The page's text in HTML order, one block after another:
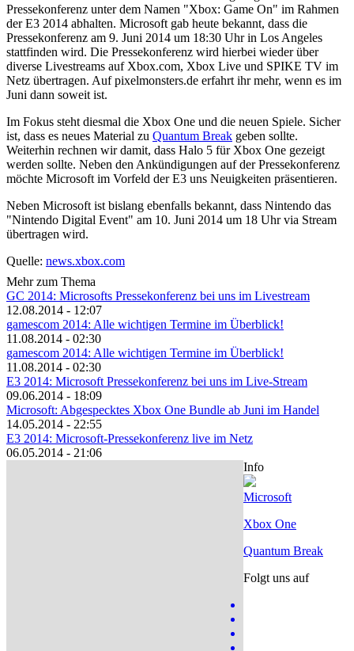
Pressekonferenz unter dem Namen "Xbox: Game On" im Rahmen
der E3 2014 abhalten. Microsoft gab heute bekannt, dass die
Pressekonferenz am 9. Juni 2014 um 18:30 Uhr in Los Angeles
stattfinden wird. Die Pressekonferenz wird hierbei wieder über
diverse Livestreams auf Xbox.com, Xbox Live und SPIKE TV im
Netz übertragen. Auf pixelmonsters.de erfahrt ihr mehr, wenn es im
Juni dann soweit ist.
Im Fokus steht diesmal die Xbox One und die neuen Spiele. Sicher
ist, dass es neues Material zu Quantum Break geben sollte.
Weiterhin rechnen wir damit, dass Halo 5 für Xbox One gezeigt
werden sollte. Neben den Ankündigungen auf der Pressekonferenz
möchte Microsoft im Vorfeld der E3 uns Neuigkeiten präsentieren.
Neben Microsoft ist bislang ebenfalls bekannt, dass Nintendo das
"Nintendo Digital Event" am 10. Juni 2014 um 18 Uhr via Stream
übertragen wird.
Quelle: news.xbox.com
Mehr zum Thema
GC 2014: Microsofts Pressekonferenz bei uns im Livestream
12.08.2014 - 12:07
gamescom 2014: Alle wichtigen Termine im Überblick!
11.08.2014 - 02:30
gamescom 2014: Alle wichtigen Termine im Überblick!
11.08.2014 - 02:30
E3 2014: Microsoft Pressekonferenz bei uns im Live-Stream
09.06.2014 - 18:09
Microsoft: Abgespecktes Xbox One Bundle ab Juni im Handel
14.05.2014 - 22:55
E3 2014: Microsoft-Pressekonferenz live im Netz
06.05.2014 - 21:06
Info
Microsoft
Xbox One
Quantum Break
Folgt uns auf